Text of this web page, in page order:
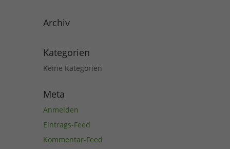
Archiv
Kategorien
Keine Kategorien
Meta
Anmelden
Eintrags-Feed
Kommentar-Feed